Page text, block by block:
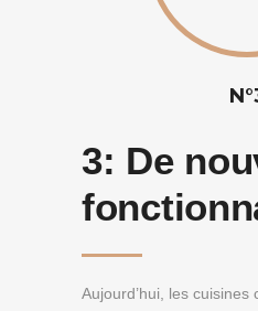
3: De
Aujourd’hui, les